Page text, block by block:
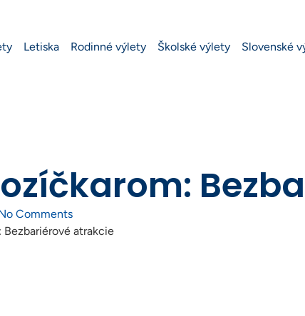
Letiska Rodinné výlety Školské výlety Slovenské
Comments
Bezbariérové atrakcie